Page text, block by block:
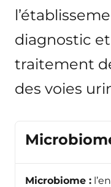
diagnostic
traitement
des voies
Microbiome :